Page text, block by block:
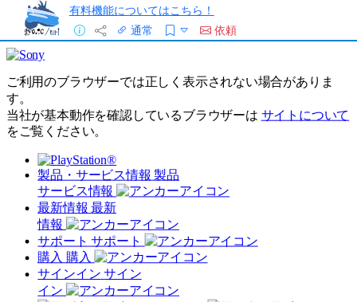
有料機能についてはこちら！
通常
依頼